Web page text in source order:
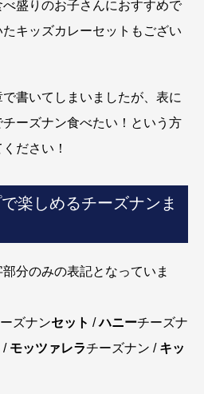
べ盛りのお子さんにおすすめで
キッズカレーセットもござい
書いてしまいましたが、表に
ーズナン食べたい！という方
ださい！
楽しめるチーズナンま
分のみの表記となっていま
ズナンセット /ハニーチーズナ
/ モッツァレラチーズナン / キッ